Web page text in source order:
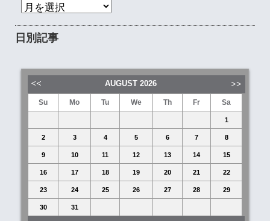
日別記事
AUGUST 2026
Su Mo Tu We Th Fr Sa
1
2 3 4 5 6 7 8
9 10 11 12 13 14 15
16 17 18 19 20 21 22
23 24 25 26 27 28 29
30 31